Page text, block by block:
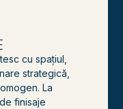
cu spaţiul,
strategică,
La
finisaje